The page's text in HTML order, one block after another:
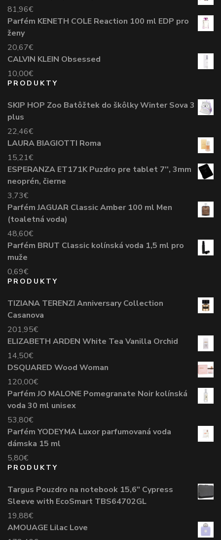
81,96€
Parfém KENETH COLE Reaction 100 ml EDP pro
ženy
20,67€
CALVIN KLEIN Obsessed
10,00€
PRODUKTY
SKIP HOP Zoo Batôžtek do škôlky Winter Sova 3
plus
22,46€
LAURA BIAGIOTTI Roma
15,21€
ESPERANZA ET171K Puzdro pre tablet 7'', 3mm
neoprén, čierne
3,73€
Parfém JAGUAR Classic Amber 100 ml Men
(toaletná voda)
48,60€
Parfém BRUT Classic kolínská voda 1,5 ml pro
muže
0,69€
PRODUKTY
TIZIANA TERENZI Anniversary Collection
Casanova
201,95€
ELIZABETH ARDEN White Tea Vanilla Orchid
14,50€
DSQUARED Wood Woman
120,00€
Parfém JO MALONE Pomegranate Noir kolínská
voda 30 ml unisex
53,80€
Parfém YODEYMA Luxor parfumovaná voda
dámska 15 ml
5,80€
PRODUKTY
Targus Pouzdro na notebook 15,6" Cypress
Sleeve with EcoSmart TBS64702GL
19,88€
AMOUAGE Lilac Love